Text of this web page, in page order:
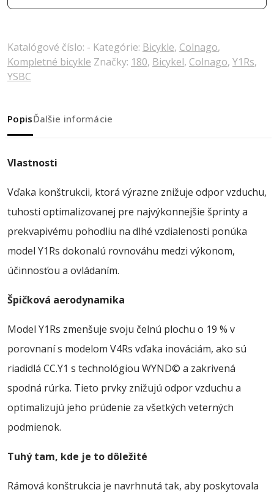
Katalógové číslo: - Kategórie: Bicykle, Colnago,
Kompletné bicykle Značky: 180, Bicykel, Colnago, Y1Rs,
YSBC
PopisĎalšie informácie
Vlastnosti
Vďaka konštrukcii, ktorá výrazne znižuje odpor vzduchu,
tuhosti optimalizovanej pre najvýkonnejšie šprinty a
prekvapivému pohodliu na dlhé vzdialenosti ponúka
model Y1Rs dokonalú rovnováhu medzi výkonom,
účinnosťou a ovládaním.
Špičková aerodynamika
Model Y1Rs zmenšuje svoju čelnú plochu o 19 % v
porovnaní s modelom V4Rs vďaka inováciám, ako sú
riadidlá CC.Y1 s technológiou WYND© a zakrivená
spodná rúrka. Tieto prvky znižujú odpor vzduchu a
optimalizujú jeho prúdenie za všetkých veterných
podmienok.
Tuhý tam, kde je to dôležité
Rámová konštrukcia je navrhnutá tak, aby poskytovala